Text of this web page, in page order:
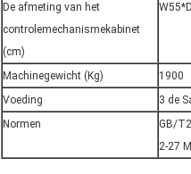
De afmeting van het
controlemechanismekabinet
(cm)
Machinegewicht (Kg) 1900
Voeding
3 de
Normen
GB/
2-27